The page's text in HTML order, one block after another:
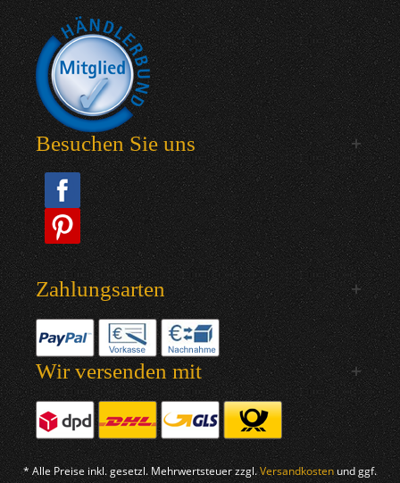
Besuchen Sie uns
Zahlungsarten
Wir versenden mit
* Alle Preise inkl. gesetzl. Mehrwertsteuer zzgl.Versandkosten und ggf.